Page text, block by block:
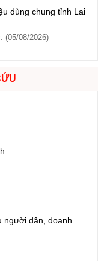
(05/08/2026)
giải quyết thủ tục
của Sở Tài chính)
định số
phủ sửa đổi, bổ
NĐ-CP ngày
triển cụm công nghiệp)
chính được sửa
người dân, doanh